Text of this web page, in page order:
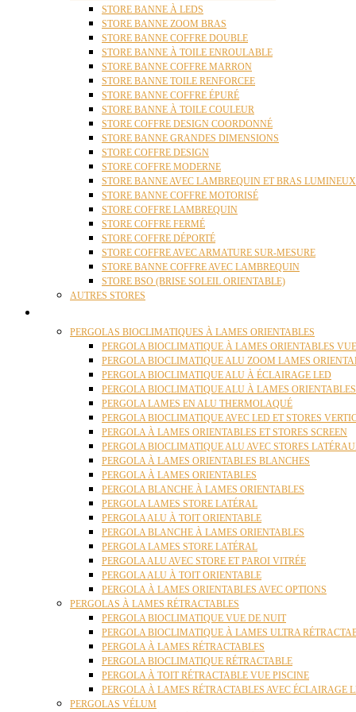
STORE BANNE À LEDS
STORE BANNE ZOOM BRAS
STORE BANNE COFFRE DOUBLE
STORE BANNE À TOILE ENROULABLE
STORE BANNE COFFRE MARRON
STORE BANNE TOILE RENFORCEE
STORE BANNE COFFRE ÉPURÉ
STORE BANNE À TOILE COULEUR
STORE COFFRE DESIGN COORDONNÉ
STORE BANNE GRANDES DIMENSIONS
STORE COFFRE DESIGN
STORE COFFRE MODERNE
STORE BANNE AVEC LAMBREQUIN ET BRAS LUMINEUX
STORE BANNE COFFRE MOTORISÉ
STORE COFFRE LAMBREQUIN
STORE COFFRE FERMÉ
STORE COFFRE DÉPORTÉ
STORE COFFRE AVEC ARMATURE SUR-MESURE
STORE BANNE COFFRE AVEC LAMBREQUIN
STORE BSO (BRISE SOLEIL ORIENTABLE)
AUTRES STORES
PERGOLAS BIOCLIMATIQUES À LAMES ORIENTABLES
PERGOLA BIOCLIMATIQUE À LAMES ORIENTABLES
PERGOLA BIOCLIMATIQUE ALU ZOOM LAMES
PERGOLA BIOCLIMATIQUE ALU À ÉCLAIRAGE LED
PERGOLA BIOCLIMATIQUE ALU À LAMES
PERGOLA LAMES EN ALU THERMOLAQUÉ
PERGOLA BIOCLIMATIQUE AVEC LED ET STORES
PERGOLA À LAMES ORIENTABLES ET STORES SCREEN
PERGOLA BIOCLIMATIQUE ALU AVEC STORES
PERGOLA À LAMES ORIENTABLES BLANCHES
PERGOLA À LAMES ORIENTABLES
PERGOLA BLANCHE À LAMES ORIENTABLES
PERGOLA LAMES STORE LATÉRAL
PERGOLA ALU À TOIT ORIENTABLE
PERGOLA BLANCHE À LAMES ORIENTABLES
PERGOLA LAMES STORE LATÉRAL
PERGOLA ALU AVEC STORE ET PAROI VITRÉE
PERGOLA ALU À TOIT ORIENTABLE
PERGOLA À LAMES ORIENTABLES AVEC OPTIONS
PERGOLAS À LAMES RÉTRACTABLES
PERGOLA BIOCLIMATIQUE VUE DE NUIT
PERGOLA BIOCLIMATIQUE À LAMES ULTRA
PERGOLA À LAMES RÉTRACTABLES
PERGOLA BIOCLIMATIQUE RÉTRACTABLE
PERGOLA À TOIT RÉTRACTABLE VUE PISCINE
PERGOLA À LAMES RÉTRACTABLES AVEC ÉCLAIRAGE
PERGOLAS VÉLUM